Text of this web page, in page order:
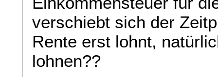
verschiebt sich der
Rente erst lohnt,
lohnen??